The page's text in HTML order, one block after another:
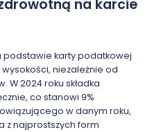
na karcie
podstawie karty podatkowej
wysokości, niezależnie od
2024 roku składka
co stanowi 9%
w danym roku,
z najprostszych form